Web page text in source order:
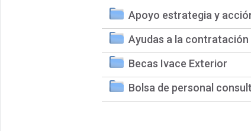
Apoyo estrategia y
Ayudas a la
Becas Ivace Exterior
Bolsa de personal